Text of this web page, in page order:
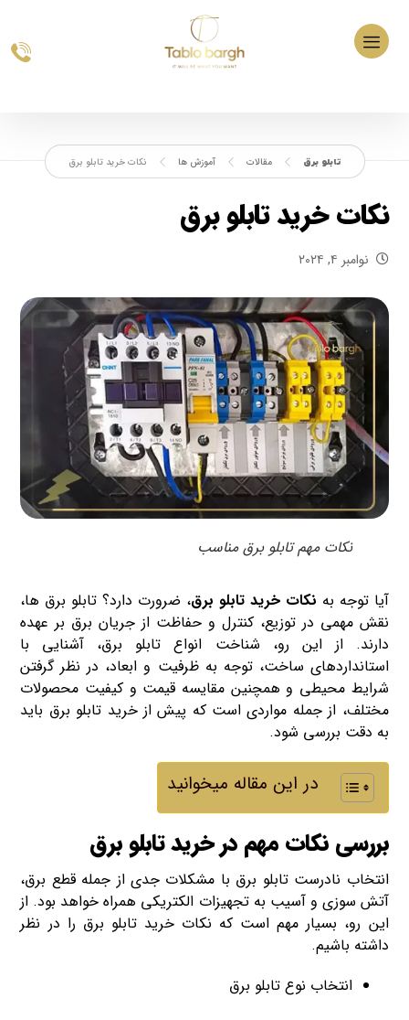
مقالات آموزش ها نکات خرید تابلو برق
نکات خرید تابلو برق
نوامبر ۴, ۲۰۲۴
نکات مهم تابلو برق مناسب
آیا توجه به نکات خرید تابلو برق، ضرورت دارد؟ تابلو برق ها،
نقش مهمی در توزیع، کنترل و حفاظت از جریان برق بر عهده
دارند. از این رو، شناخت انواع تابلو برق، آشنایی با
استانداردهای ساخت، توجه به ظرفیت و ابعاد، در نظر گرفتن
شرایط محیطی و همچنین مقایسه قیمت و کیفیت محصولات
مختلف، از جمله مواردی است که پیش از خرید تابلو برق باید
به دقت بررسی شود.
در این مقاله میخوانید
بررسی نکات مهم در خرید تابلو برق
انتخاب نادرست تابلو برق با مشکلات جدی از جمله قطع برق،
آتش‌ سوزی و آسیب به تجهیزات الکتریکی همراه خواهد بود. از
این رو، بسیار مهم است که نکات خرید تابلو برق را در نظر
داشته باشیم.
انتخاب نوع تابلو برق